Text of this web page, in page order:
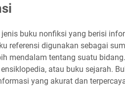
buku nonfiksi yang berisi
referensi digunakan sebagai
mendalam tentang suatu
atau buku sejarah.
yang akurat dan